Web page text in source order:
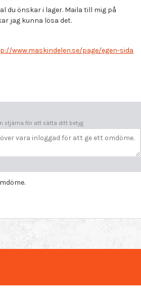
du önskar i lager. Maila till mig på
jag kunna lösa det.
www.maskindelen.se/page/egen-sida
stjärna för att sätta ditt betyg